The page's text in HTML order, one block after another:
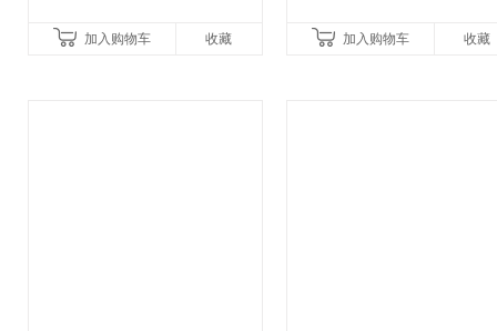
加入购物车 收藏 加入购物车 收藏